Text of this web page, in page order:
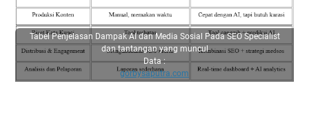
Tabel Penjelasan Dampak AI dan Media Sosial Pada SEO Specialist
dan tantangan yang muncul
Data :
gorbysaputra.com